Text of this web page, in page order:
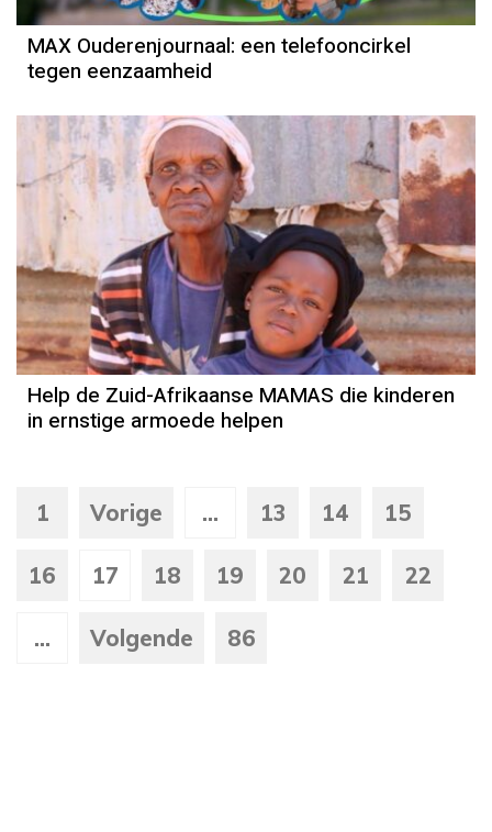
MAX Ouderenjournaal: een telefooncirkel
tegen eenzaamheid
Help de Zuid-Afrikaanse MAMAS die kinderen
in ernstige armoede helpen
1 Vorige ... 13 14 15
16 17 18 19 20 21 22
... Volgende 86